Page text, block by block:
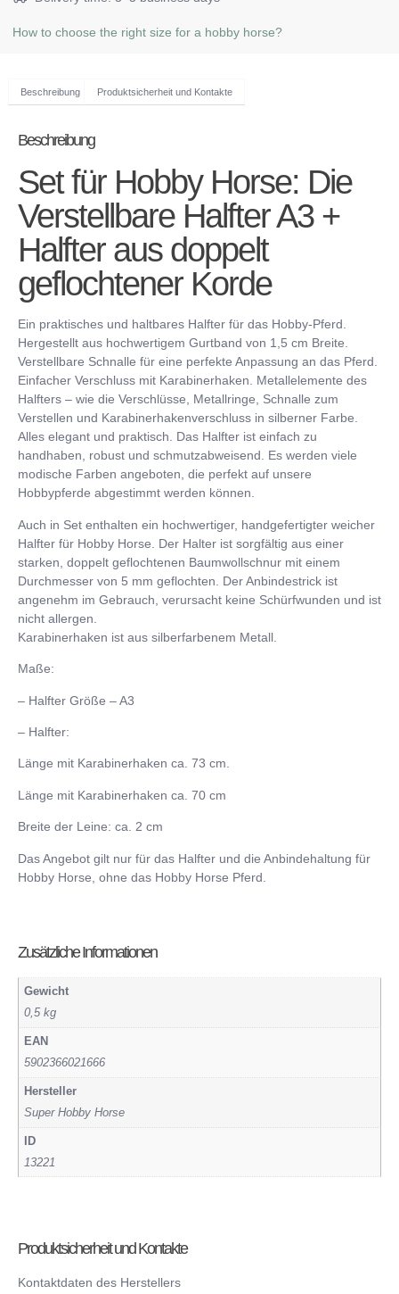
How to choose the right size for a hobby horse?
Beschreibung Produktsicherheit und Kontakte
Beschreibung
Set für Hobby Horse: Die
Verstellbare Halfter A3 +
Halfter aus doppelt
geflochtener Korde
Ein praktisches und haltbares Halfter für das Hobby-Pferd.
Hergestellt aus hochwertigem Gurtband von 1,5 cm Breite.
Verstellbare Schnalle für eine perfekte Anpassung an das Pferd.
Einfacher Verschluss mit Karabinerhaken. Metallelemente des
Halfters – wie die Verschlüsse, Metallringe, Schnalle zum
Verstellen und Karabinerhakenverschluss in silberner Farbe.
Alles elegant und praktisch. Das Halfter ist einfach zu
handhaben, robust und schmutzabweisend. Es werden viele
modische Farben angeboten, die perfekt auf unsere
Hobbypferde abgestimmt werden können.
Auch in Set enthalten ein hochwertiger, handgefertigter weicher
Halfter für Hobby Horse. Der Halter ist sorgfältig aus einer
starken, doppelt geflochtenen Baumwollschnur mit einem
Durchmesser von 5 mm geflochten. Der Anbindestrick ist
angenehm im Gebrauch, verursacht keine Schürfwunden und ist
nicht allergen.
Karabinerhaken ist aus silberfarbenem Metall.
Maße:
– Halfter Größe – A3
– Halfter:
Länge mit Karabinerhaken ca. 73 cm.
Länge mit Karabinerhaken ca. 70 cm
Breite der Leine: ca. 2 cm
Das Angebot gilt nur für das Halfter und die Anbindehaltung für
Hobby Horse, ohne das Hobby Horse Pferd.
Zusätzliche Informationen
Gewicht
0,5 kg
EAN
5902366021666
Hersteller
Super Hobby Horse
ID
13221
Produktsicherheit und Kontakte
Kontaktdaten des Herstellers